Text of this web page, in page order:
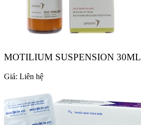
MOTILIUM SUSPENSION 30ML
Giá: Liên hệ